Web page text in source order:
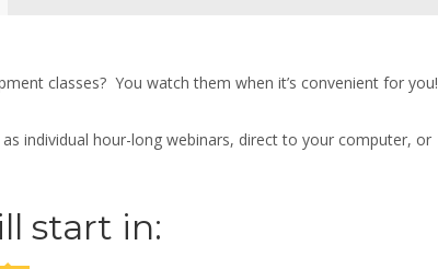
classes? You watch them when it’s convenient for you!
individual hour-long webinars, direct to your computer, or
start in: